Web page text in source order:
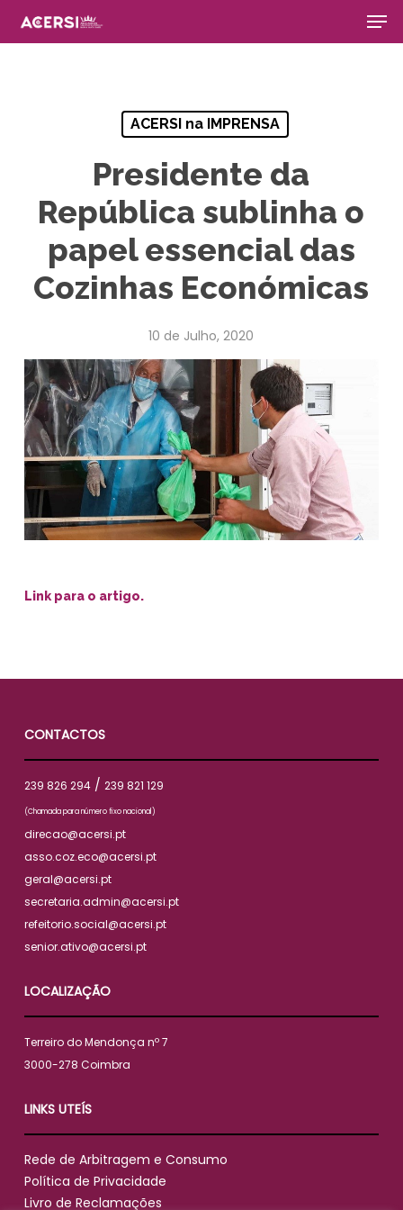
ACERSI na IMPRENSA
Presidente da
República sublinha o
papel essencial das
Cozinhas Económicas
10 de Julho, 2020
Link para o artigo.
CONTACTOS
239 826 294/ 239 821 129
(Chamada para número fixo nacional)
direcao@acersi.pt
asso.coz.eco@acersi.pt
geral@acersi.pt
secretaria.admin@acersi.pt
refeitorio.social@acersi.pt
senior.ativo@acersi.pt
LOCALIZAÇÃO
Terreiro do Mendonça nº 7
3000-278 Coimbra
LINKS UTEÍS
Rede de Arbitragem e Consumo
Política de Privacidade
Livro de Reclamações